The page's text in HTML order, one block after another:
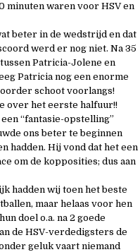
minuten waren voor HSV en
beter in de wedstrijd en dat
werd er nog niet. Na 35
Patricia-Jolene en
Patricia nog een enorme
schoot voorlangs!
over het eerste halfuur!!
“fantasie-opstelling”
ons beter te beginnen
hadden. Hij vond dat het een
om de kopposities; dus aan
hadden wij toen het beste
maar helaas voor hen
doel o.a. na 2 goede
de HSV-verdedigsters de
geluk vaart niemand